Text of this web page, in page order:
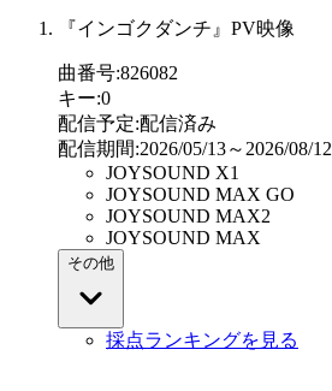
『インゴクダンチ』PV映像
曲番号:826082
キー:0
配信予定:配信済み
配信期間:2026/05/13～2026/08/12
JOYSOUND X1
JOYSOUND MAX GO
JOYSOUND MAX2
JOYSOUND MAX
その他
採点ランキングを見る